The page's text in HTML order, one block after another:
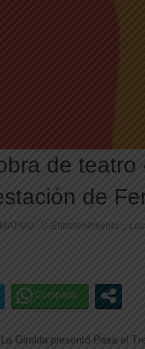
de teatro
de
Entretenimiento
Giralda presentó Pasa el